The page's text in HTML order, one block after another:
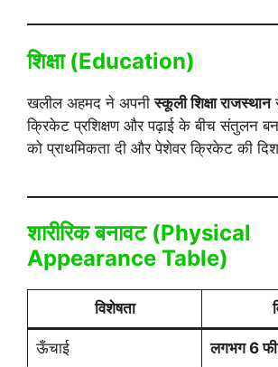
शिक्षा (Education)
खलील अहमद ने अपनीस्कूली शिक्षा राजस्थान
क्रिकेट प्रशिक्षण और पढ़ाई के बीच संतुलन
को प्राथमिकता दी और पेशेवर क्रिकेट की
शारीरिक बनावट (Physical
Appearance Table)
विशेषता
ऊँचाई लगभग 6